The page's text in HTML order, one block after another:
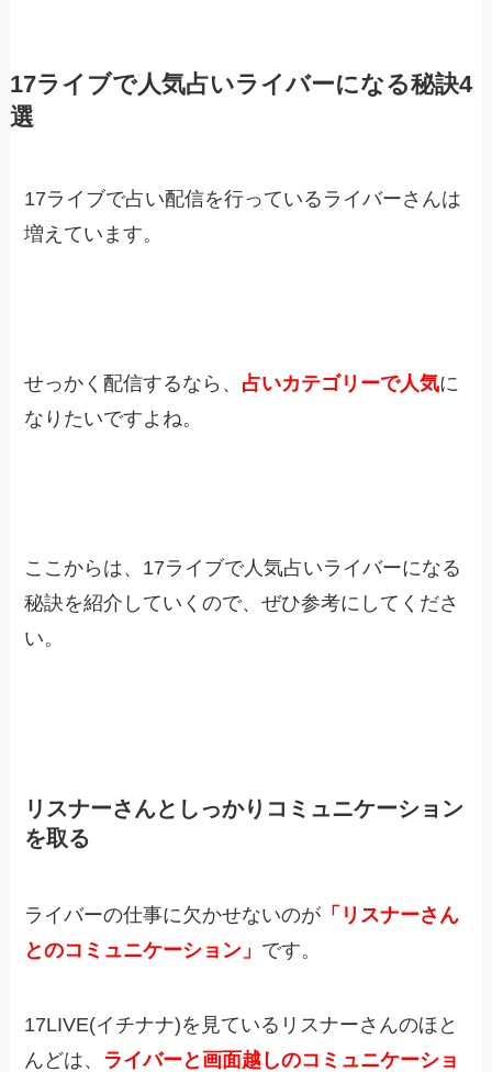
17ライブで人気占いライバーになる秘訣4
選
17ライブで占い配信を行っているライバーさんは
増えています。
せっかく配信するなら、 占いカテゴリーで人気に
なりたいですよね。
ここからは、17ライブで人気占いライバーになる
秘訣を紹介していくので、ぜひ参考にしてくださ
い。
リスナーさんとしっかりコミュニケーション
を取る
ライバーの仕事に欠かせないのが 「リスナーさん
とのコミュニケーション」 です。
17LIVE(イチナナ)を見ているリスナーさんのほと
んどは、 ライバーと画面越しのコミュニケーショ